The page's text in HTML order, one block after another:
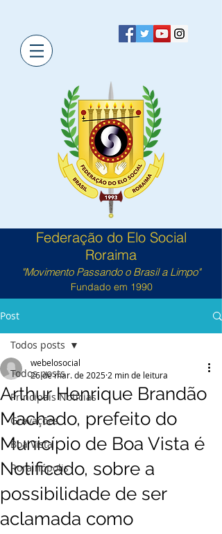
Federação do Elo Social
Roraima
"Movimento Passando o Brasil a Limpo"
Fundado em 1990
Post
Todos posts
Principais Notícias
Gravações
Boa Vista
Rorainópolis
Todos posts
Arthur Henrique Brandão
Machado, prefeito do
Município de Boa Vista é
Notificado, sobre a
possibilidade de ser
aclamada como
webelosocial
26 de mar. de 2025 2 min de leitura